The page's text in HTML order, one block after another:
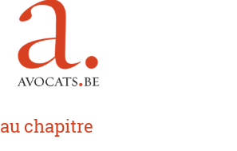
chapitre